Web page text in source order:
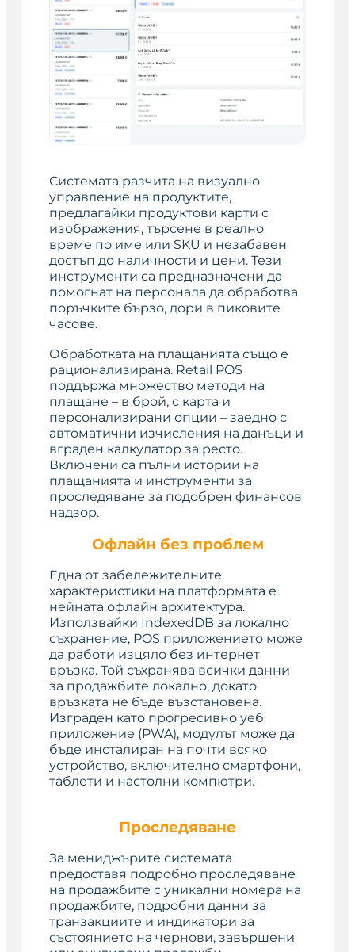
Системата разчита на визуално
управление на продуктите,
предлагайки продуктови карти с
изображения, търсене в реално
време по име или SKU и незабавен
достъп до наличности и цени. Тези
инструменти са предназначени да
помогнат на персонала да обработва
поръчките бързо, дори в пиковите
часове.
Обработката на плащанията също е
рационализирана. Retail POS
поддържа множество методи на
плащане – в брой, с карта и
персонализирани опции – заедно с
автоматични изчисления на данъци и
вграден калкулатор за ресто.
Включени са пълни истории на
плащанията и инструменти за
проследяване за подобрен финансов
надзор.
Офлайн без проблем
Една от забележителните
характеристики на платформата е
нейната офлайн архитектура.
Използвайки IndexedDB за локално
съхранение, POS приложението може
да работи изцяло без интернет
връзка. Той съхранява всички данни
за продажбите локално, докато
връзката не бъде възстановена.
Изграден като прогресивно уеб
приложение (PWA), модулът може да
бъде инсталиран на почти всяко
устройство, включително смартфони,
таблети и настолни компютри.
Проследяване
За мениджърите системата
предоставя подробно проследяване
на продажбите с уникални номера на
продажбите, подробни данни за
транзакциите и индикатори за
състоянието на чернови, завършени